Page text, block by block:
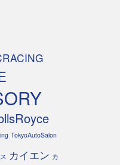
TokyoAutoSalon
カイエン カ